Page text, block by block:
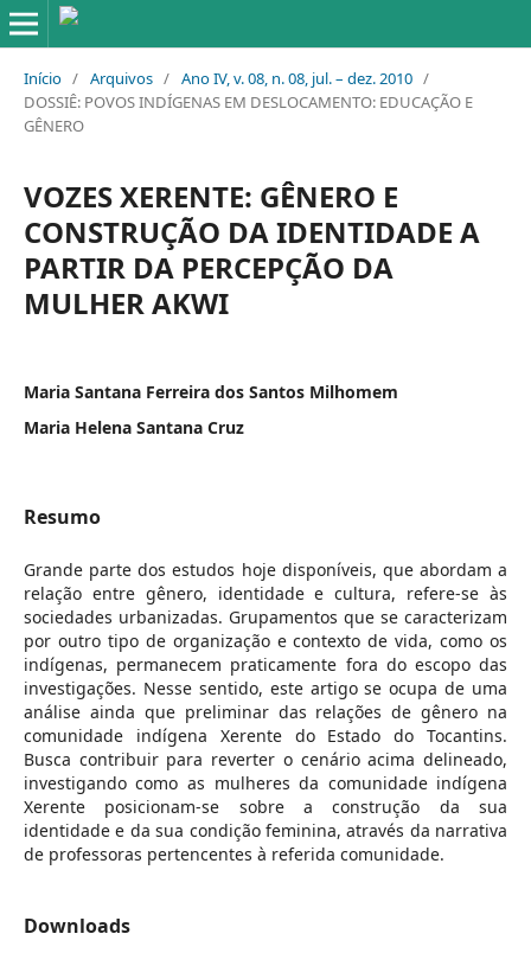
Início / Arquivos / Ano IV, v. 08, n. 08, jul. – dez. 2010 /
DOSSIÊ: POVOS INDÍGENAS EM DESLOCAMENTO: EDUCAÇÃO E
GÊNERO
VOZES XERENTE: GÊNERO E
CONSTRUÇÃO DA IDENTIDADE A
PARTIR DA PERCEPÇÃO DA
MULHER AKWI
Maria Santana Ferreira dos Santos Milhomem
Maria Helena Santana Cruz
Resumo
Grande parte dos estudos hoje disponíveis, que abordam a
relação entre gênero, identidade e cultura, refere-se às
sociedades urbanizadas. Grupamentos que se caracterizam
por outro tipo de organização e contexto de vida, como os
indígenas, permanecem praticamente fora do escopo das
investigações. Nesse sentido, este artigo se ocupa de uma
análise ainda que preliminar das relações de gênero na
comunidade indígena Xerente do Estado do Tocantins.
Busca contribuir para reverter o cenário acima delineado,
investigando como as mulheres da comunidade indígena
Xerente posicionam-se sobre a construção da sua
identidade e da sua condição feminina, através da narrativa
de professoras pertencentes à referida comunidade.
Downloads